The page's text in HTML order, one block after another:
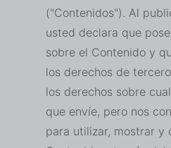
("Contenidos"). Al
usted declara que
sobre el Contenido y
los derechos de
los derechos sobre
que envíe, pero nos
para utilizar, mostrar y